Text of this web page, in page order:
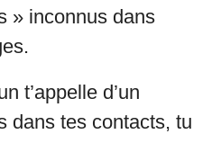
» inconnus dans
t’appelle d’un
dans tes contacts, tu